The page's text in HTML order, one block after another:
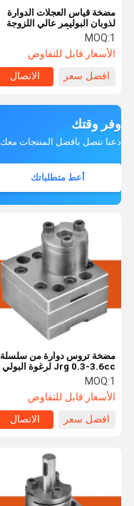
مضخة قياس العجلات الدوارة
لذوبان البوليمر عالي اللزوجة
في صناعة الألياف الكيميائية
والطلاء
MOQ:1
الأسعار:قابل للتفاوض
افضل سعر
الاتصال
وفر وقتك
دعنا نتصل بأفضل المنتجات معك.
أعط متطلباتك
مضخة تروس دوارة من سلسلة
Jrg 0.3-3.6cc لرغوة البولي
يوريثان
MOQ:1
الأسعار:قابل للتفاوض
افضل سعر
الاتصال